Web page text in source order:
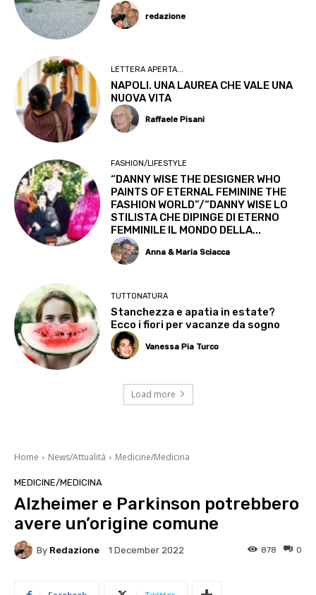
redazione
LETTERA APERTA...
NAPOLI. UNA LAUREA CHE VALE UNA
NUOVA VITA
Raffaele Pisani
FASHION/LIFESTYLE
“DANNY WISE THE DESIGNER WHO
PAINTS OF ETERNAL FEMININE THE
FASHION WORLD”/“DANNY WISE LO
STILISTA CHE DIPINGE DI ETERNO
FEMMINILE IL MONDO DELLA...
Anna & Maria Sciacca
TUTTONATURA
Stanchezza e apatia in estate?
Ecco i fiori per vacanze da sogno
Vanessa Pia Turco
Load more